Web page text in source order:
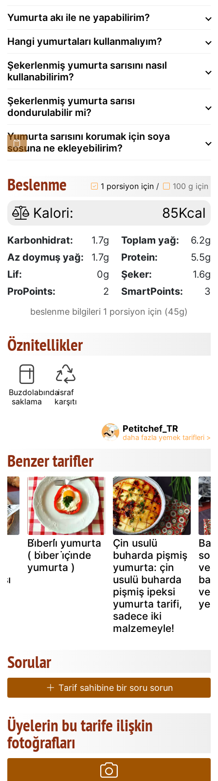
Yumurta akı ile ne yapabilirim?
Hangi yumurtaları kullanmalıyım?
Şekerlenmiş yumurta sarısını nasıl
kullanabilirim?
Şekerlenmiş yumurta sarısı
dondurulabilir mi?
Yumurta sarısını korumak için soya
sosuna ne ekleyebilirim?
Beslenme 1 porsiyon için / 100 g için
Kalori: 85Kcal
Karbonhidrat: 1.7g Toplam yağ:
6.2g
Az doymuş yağ:
1.7g Protein:
5.5g
Lif:
0g Şeker:
1.6g
ProPoints:
2 SmartPoints: 3
beslenme bilgileri 1 porsiyon için (45g)
Öznitellikler
Buzdolabında
saklama
israf
karşıtı
Petitchef_TR
Benzer tarifler
Bi̇berli̇ yumurta
( bi̇ber i̇çi̇nde
yumurta )
Çin usulü
buharda pişmiş
yumurta: çin
usulü buharda
pişmiş ipeksi
yumurta tarifi,
sadece iki
malzemeyle!
ve
ve
Sorular
Tarif sahibine bir soru sorun
Üyelerin bu tarife ilişkin
fotoğrafları